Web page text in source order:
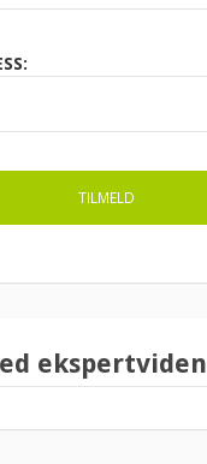
ekspertviden